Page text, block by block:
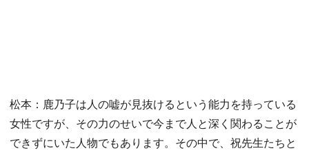
松本：鹿乃子は人の嘘が見抜けるという能力を持っている
女性ですが、その力のせいで今まで人と深く関わることが
できずにいた人物でもあります。その中で、祝先生たちと